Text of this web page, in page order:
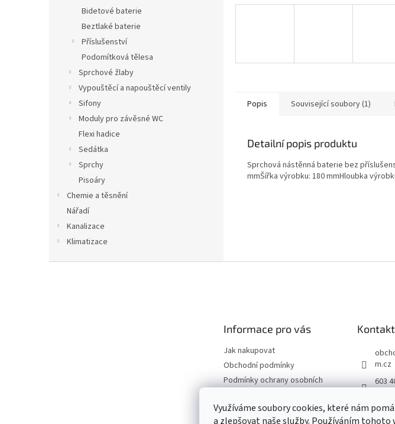
Využíváme soubory cookies, které nám
a zlepšovat naše služby. Používáním tohoto
Bidetové baterie
Beztlaké baterie
Příslušenství
Podomítková tělesa
Sprchové žlaby
Vypouštěcí a napouštěcí ventily
Sifony
Moduly pro závěsné WC
Flexi hadice
Sedátka
Sprchy
Pisoáry
Chemie a těsnění
Nářadí
Kanalizace
Klimatizace
Popis Související soubory (1)
Detailní popis produktu
Sprchová nástěnná baterie bez
mmŠířka výrobku: 180 mmHloubka
Informace pro vás
Jak nakupovat
Obchodní podmínky
Podmínky ochrany osobních
Odstoupení od smlouvy
Moje objednávka
Kontakt
m.cz
603